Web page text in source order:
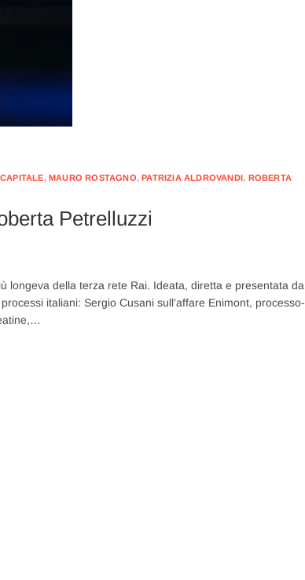
,MAURO ROSTAGNO,PATRIZIA ALDROVANDI, ROBERTA
Petrelluzzi
longeva della terza rete Rai. Ideata, diretta e presentata da
italiani: Sergio Cusani sull’affare Enimont, processo-